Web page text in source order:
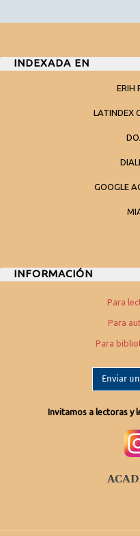
INDEXADA EN
ERIH
LATINDEX
GOOGLE
INFORMACIÓN
Para
Para
Para
Enviar
Invitamos a lectoras y